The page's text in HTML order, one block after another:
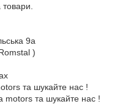
9а
)
та шукайте нас !
motors та шукайте нас !